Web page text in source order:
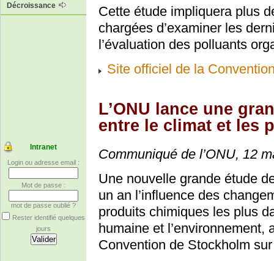
Décroissance
Intranet
Login ou adresse email :
Mot de passe :
mot de passe oublié ?
Rester identifié quelques
jours
Cette étude impliquera plus
chargées d’examiner les
l’évaluation des polluants
Site officiel de la
L’ONU lance une
entre le climat et les
Communiqué de l’ONU, 12
Une nouvelle grande étude
un an l’influence des
produits chimiques les plus
humaine et
Convention de Stockholm